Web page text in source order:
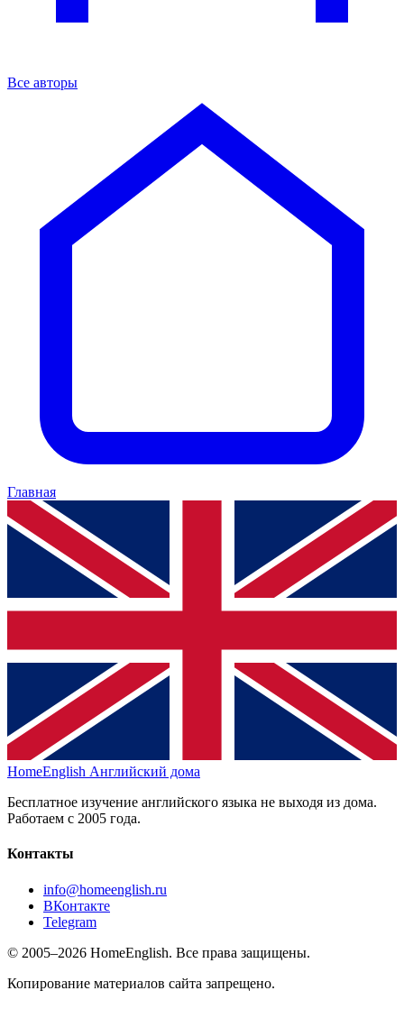
Все авторы
Главная
HomeEnglish Английский дома
Бесплатное изучение английского языка не выходя из дома.
Работаем с 2005 года.
Контакты
info@homeenglish.ru
ВКонтакте
Telegram
© 2005–2026 HomeEnglish. Все права защищены.
Копирование материалов сайта запрещено.